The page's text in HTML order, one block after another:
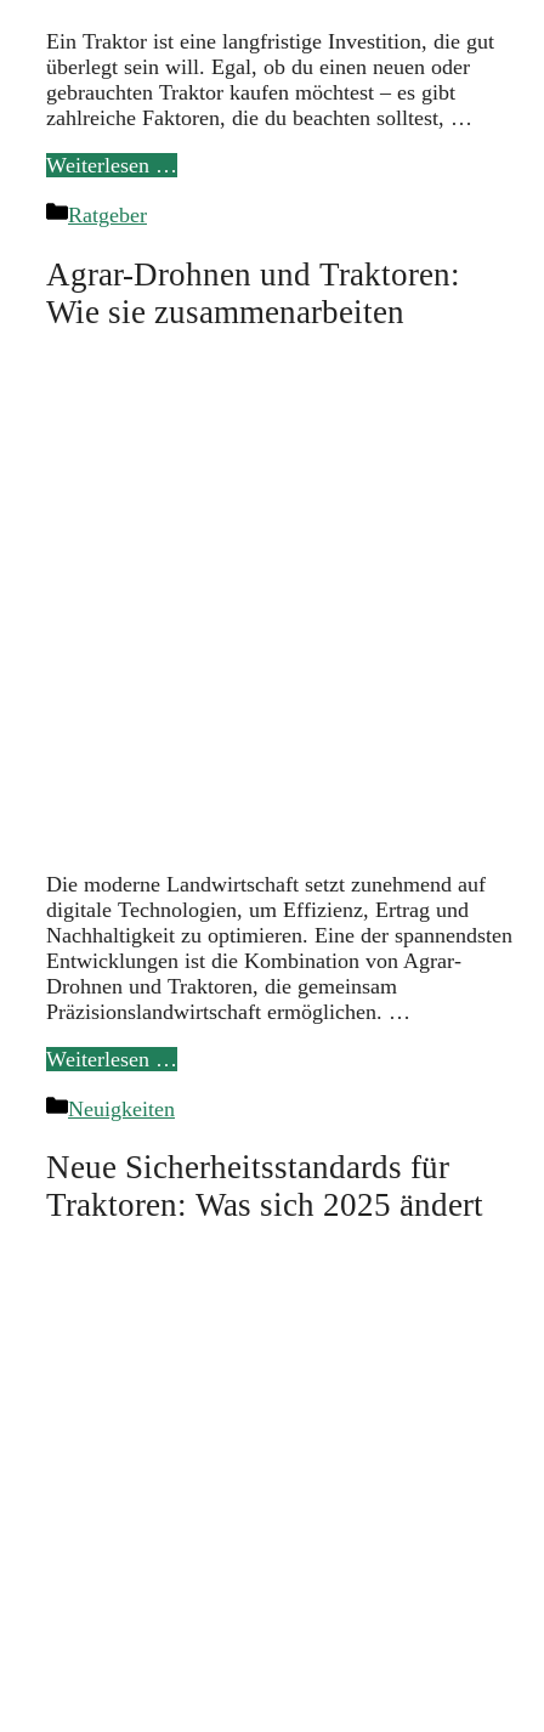
Ein Traktor ist eine langfristige Investition, die gut
überlegt sein will. Egal, ob du einen neuen oder
gebrauchten Traktor kaufen möchtest – es gibt
zahlreiche Faktoren, die du beachten solltest, …
Weiterlesen …
Kategorien
Ratgeber
Agrar-Drohnen und Traktoren:
Wie sie zusammenarbeiten
Die moderne Landwirtschaft setzt zunehmend auf
digitale Technologien, um Effizienz, Ertrag und
Nachhaltigkeit zu optimieren. Eine der spannendsten
Entwicklungen ist die Kombination von Agrar-
Drohnen und Traktoren, die gemeinsam
Präzisionslandwirtschaft ermöglichen. …
Weiterlesen …
Kategorien
Neuigkeiten
Neue Sicherheitsstandards für
Traktoren: Was sich 2025 ändert